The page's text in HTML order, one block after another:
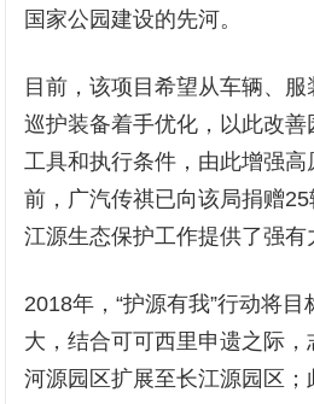
国家公园建设的先河。
目前，该项目希望从车辆、
巡护装备着手优化，以此改
工具和执行条件，由此增强高
前，广汽传祺已向该局捐赠
江源生态保护工作提供了强有
2018年，“护源有我”行动将
大，结合可可西里申遗之际
河源园区扩展至长江源园区